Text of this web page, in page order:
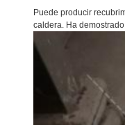
Puede producir
caldera. Ha